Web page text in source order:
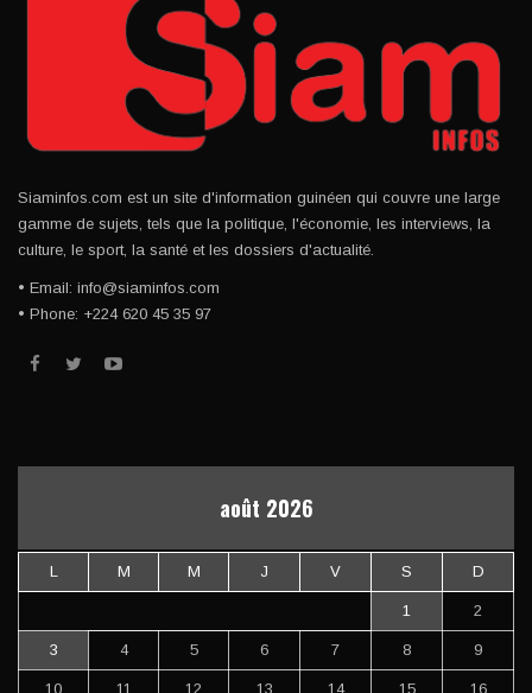
Siaminfos.com est un site d'information guinéen qui couvre une large
gamme de sujets, tels que la politique, l'économie, les interviews, la
culture, le sport, la santé et les dossiers d'actualité.
• Email: info@siaminfos.com
• Phone: +224 620 45 35 97
août 2026
L M M J V S D
1 2
3 4 5 6 7 8 9
10 11 12 13 14 15 16